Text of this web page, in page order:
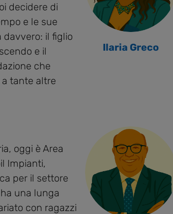
decidere di
e le sue
davvero: il figlio
e il
che
a tante altre
Ilaria Greco
oggi è Area
Impianti,
per il settore
una lunga
con ragazzi